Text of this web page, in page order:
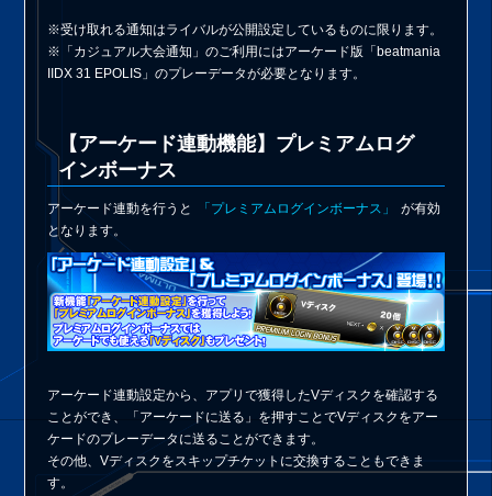
※受け取れる通知はライバルが公開設定しているものに限ります。
※「カジュアル大会通知」のご利用にはアーケード版「beatmania
IIDX 31 EPOLIS」のプレーデータが必要となります。
【アーケード連動機能】プレミアムログ
インボーナス
アーケード連動を行うと 「プレミアムログインボーナス」
が有効
となります。
アーケード連動設定から、アプリで獲得したVディスクを確認する
ことができ、「アーケードに送る」を押すことでVディスクをアー
ケードのプレーデータに送ることができます。
その他、Vディスクをスキップチケットに交換することもできま
す。